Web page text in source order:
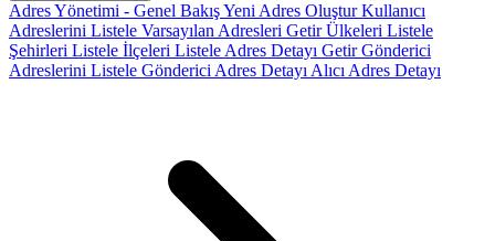
Adres Yönetimi - Genel BakışYeni Adres OluşturKullanıcı
Adreslerini Listele Varsayılan Adresleri GetirÜlkeleri Listele
Şehirleri Listele İlçeleri Listele Adres Detayı GetirGönderici
Adreslerini Listele Gönderici Adres Detayı Alıcı Adres Detayı